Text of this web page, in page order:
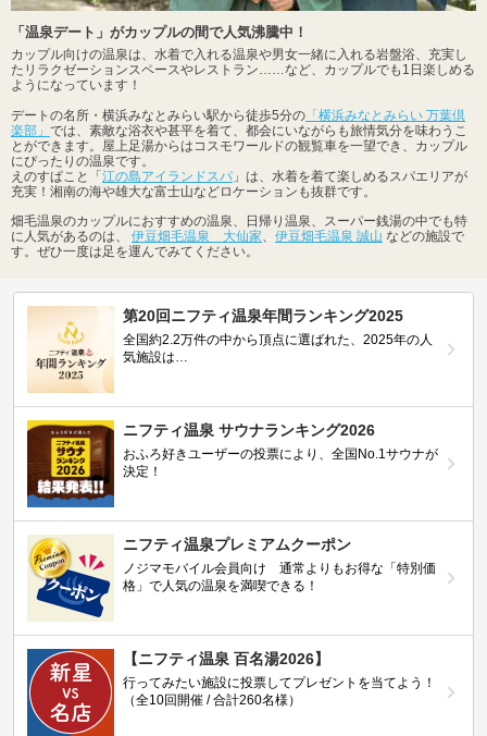
「温泉デート」がカップルの間で人気沸騰中！
カップル向けの温泉は、水着で入れる温泉や男女一緒に入れる岩盤浴、充実し
たリラクゼーションスペースやレストラン……など、カップルでも1日楽しめる
ようになっています！
デートの名所・横浜みなとみらい駅から徒歩5分の 「横浜みなとみらい 万葉倶
楽部」 では、素敵な浴衣や甚平を着て、都会にいながらも旅情気分を味わうこ
とができます。屋上足湯からはコスモワールドの観覧車を一望でき、カップル
にぴったりの温泉です。
えのすぱこと「 江の島アイランドスパ 」は、水着を着て楽しめるスパエリアが
充実！湘南の海や雄大な富士山などロケーションも抜群です。
畑毛温泉のカップルにおすすめの温泉、日帰り温泉、スーパー銭湯の中でも特
に人気があるのは、 伊豆畑毛温泉 大仙家、 伊豆畑毛温泉 誠山 などの施設で
す。ぜひ一度は足を運んでみてください。
第20回ニフティ温泉年間ランキング2025
全国約2.2万件の中から頂点に選ばれた、2025年の人
気施設は…
ニフティ温泉 サウナランキング2026
おふろ好きユーザーの投票により、全国No.1サウナが
決定！
ニフティ温泉プレミアムクーポン
ノジマモバイル会員向け 通常よりもお得な「特別価
格」で人気の温泉を満喫できる！
【ニフティ温泉 百名湯2026】
行ってみたい施設に投票してプレゼントを当てよう！
（全10回開催 / 合計260名様）